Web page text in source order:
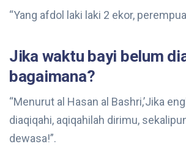
“Yang afdol laki laki 2 ekor,
Jika waktu bayi belum
bagaimana?
“Menurut al Hasan al Bashri,’Jika
diaqiqahi, aqiqahilah dirimu,
dewasa!”.